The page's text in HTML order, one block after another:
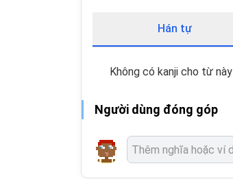
Hán tự
Không có kanji cho từ này
Người dùng đóng góp